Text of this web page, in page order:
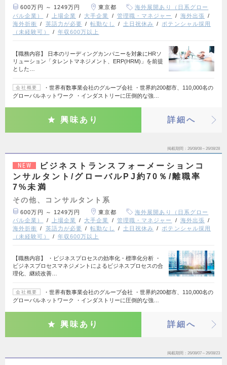
600万円 ～ 1249万円 東京都
海外展開あり（日系グロー
バル企業）
上場企業 大手企業 管理職・マネジャー
海外出張
海外折衝
英語力が必要 転勤なし 土日祝休み
ポテンシャル採用
（未経験可）
年収600万以上
【職務内容】 日本のリーディングカンパニーを対象にHRソ
リューション「タレントマネジメント、ERP(HRM)」を前提
とした…
会社概要
・世界有数事業会社のグループ会社 ・世界約200都市、110,000名の
グローバルネットワーク ・インダストリーに圧倒的な強…
興味あり 詳細へ
掲載期間 26/08/08～26/08/28
NEW
ビジネストランスフォーメーションコ
ンサルタント/グローバルPJ約70％/離職率
7%未満
その他、コンサルタント系
600万円 ～ 1249万円 東京都
海外展開あり（日系グロー
バル企業）
上場企業 大手企業 管理職・マネジャー
海外出張
海外折衝
英語力が必要 転勤なし 土日祝休み
ポテンシャル採用
（未経験可）
年収600万以上
【職務内容】 ・ビジネスプロセスの効率化・標準化分析 ・
ビジネスプロセスマネジメントによるビジネスプロセスの合
理化、継続改善…
会社概要
・世界有数事業会社のグループ会社 ・世界約200都市、110,000名の
グローバルネットワーク ・インダストリーに圧倒的な強…
興味あり 詳細へ
掲載期間 26/08/07～26/08/23